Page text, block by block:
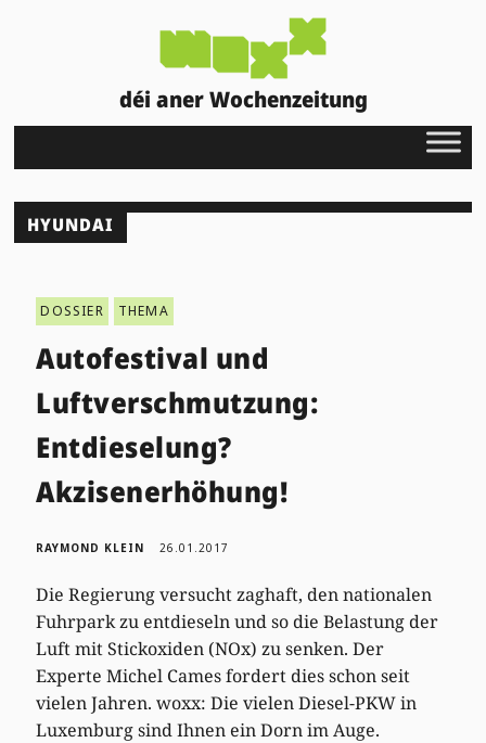
déi aner Wochenzeitung
HYUNDAI
DOSSIER THEMA
Autofestival und
Luftverschmutzung:
Entdieselung?
Akzisenerhöhung!
RAYMOND KLEIN 26.01.2017
Die Regierung versucht zaghaft, den nationalen
Fuhrpark zu entdieseln und so die Belastung der
Luft mit Stickoxiden (NOx) zu senken. Der
Experte Michel Cames fordert dies schon seit
vielen Jahren. woxx: Die vielen Diesel-PKW in
Luxemburg sind Ihnen ein Dorn im Auge.